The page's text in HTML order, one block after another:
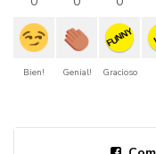
Bien! Genial!
FUNNY
Gracioso